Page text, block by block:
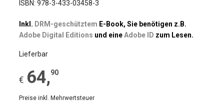
ISBN: 978-3-433-03458-3
Inkl. DRM-geschütztem E-Book, Sie benötigen z.B.
Adobe Digital Editions und eineAdobe ID zum Lesen.
Lieferbar
€ 64,90
Preise inkl. Mehrwertsteuer